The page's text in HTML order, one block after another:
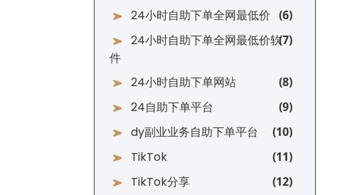
24小时自助下单全网最低价
24小时自助下单全网最低价软
件
24小时自助下单网站
24自助下单平台
dy副业业务自助下单平台
TikTok
TikTok分享